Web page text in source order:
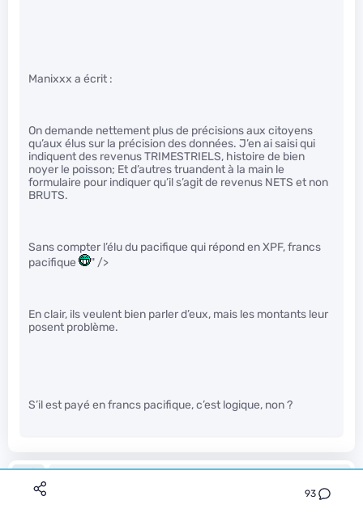
93
Manixxx a écrit :
On demande nettement plus de précisions aux citoyens
qu’aux élus sur la précision des données. J’en ai saisi qui
indiquent des revenus TRIMESTRIELS, histoire de bien
noyer le poisson; Et d’autres truandent à la main le
formulaire pour indiquer qu’il s’agit de revenus NETS et non
BRUTS.
Sans compter l’élu du pacifique qui répond en XPF, francs
pacifique
" />
En clair, ils veulent bien parler d’eux, mais les montants leur
posent problème.
S’il est payé en francs pacifique, c’est logique, non ?